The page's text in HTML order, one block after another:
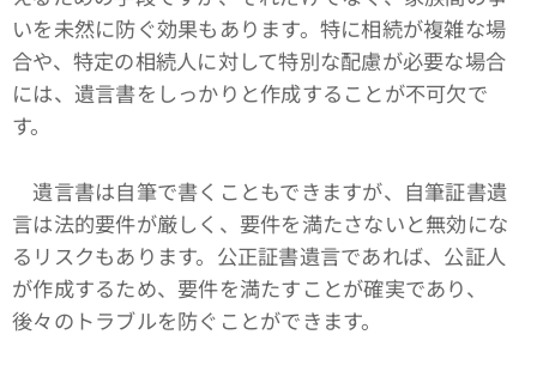
いを未然に防ぐ効果もあります。特に相続が複雑な場
合や、特定の相続人に対して特別な配慮が必要な場合
には、遺言書をしっかりと作成することが不可欠で
す。
遺言書は自筆で書くこともできますが、自筆証書遺
言は法的要件が厳しく、要件を満たさないと無効にな
るリスクもあります。公正証書遺言であれば、公証人
が作成するため、要件を満たすことが確実であり、
後々のトラブルを防ぐことができます。